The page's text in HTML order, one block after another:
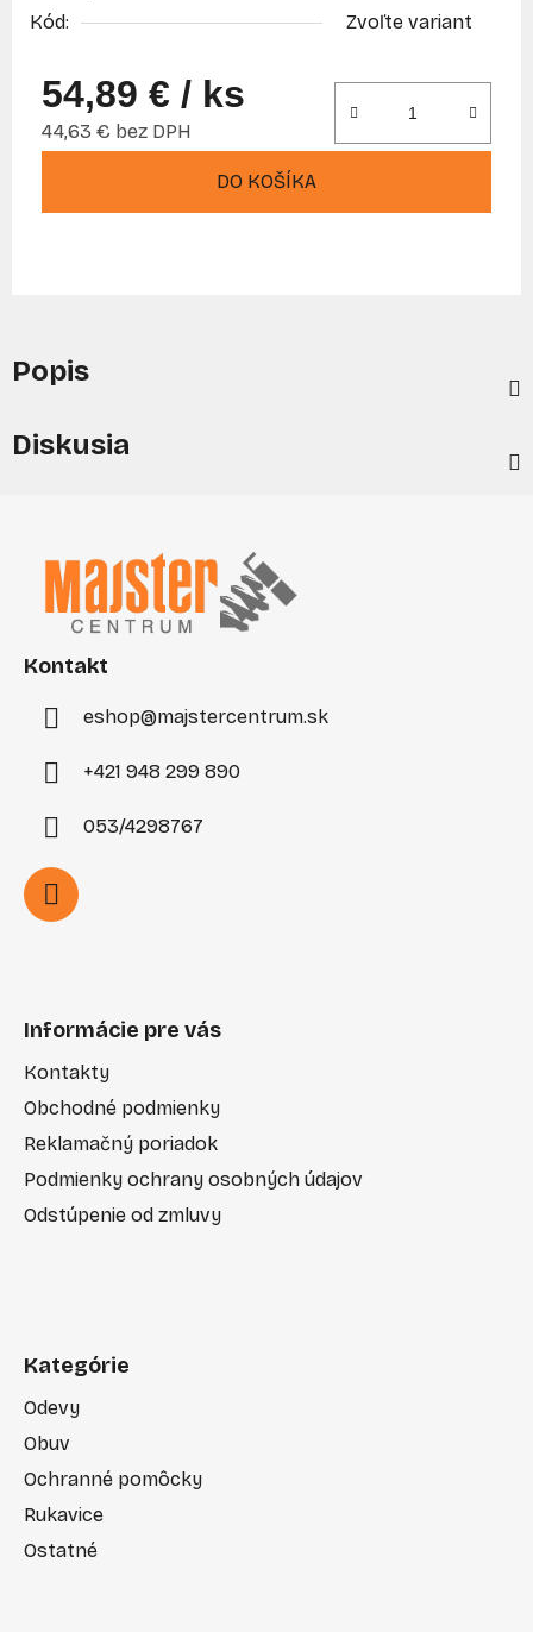
Kód:
Zvoľte variant
54,89 € / ks
44,63 € bez DPH
DO KOŠÍKA
Popis
Diskusia
Kontakt
eshop@majstercentrum.sk
+421 948 299 890
053/4298767
Informácie pre vás
Kontakty
Obchodné podmienky
Reklamačný poriadok
Podmienky ochrany osobných údajov
Odstúpenie od zmluvy
Kategórie
Odevy
Obuv
Ochranné pomôcky
Rukavice
Ostatné